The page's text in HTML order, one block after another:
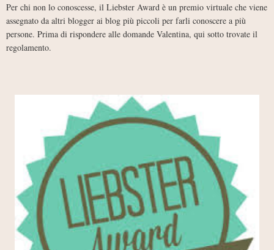
Per chi non lo conoscesse, il Liebster Award è un premio virtuale che viene
assegnato da altri blogger ai blog più piccoli per farli conoscere a più
persone. Prima di rispondere alle domande Valentina, qui sotto trovate il
regolamento.